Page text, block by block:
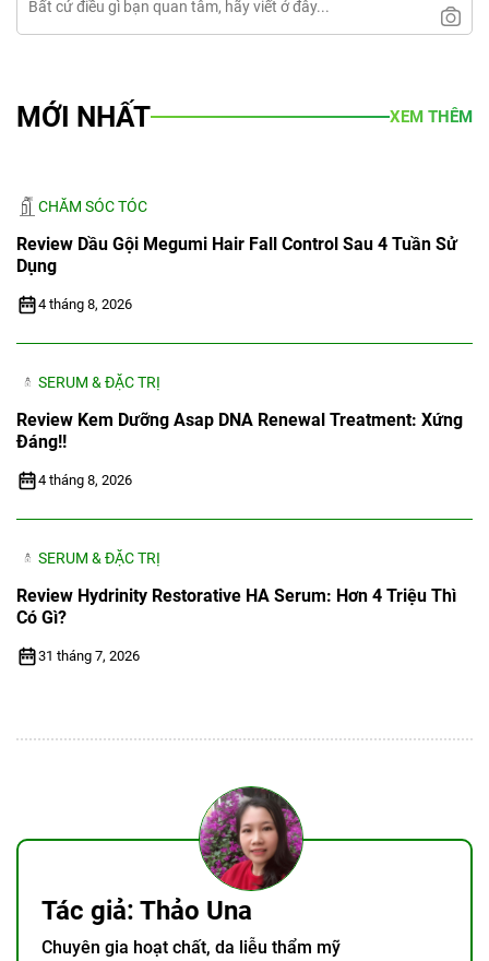
MỚI NHẤT XEM THÊM
CHĂM SÓC TÓC
Review Dầu Gội Megumi Hair Fall Control Sau 4 Tuần Sử
Dụng
4 tháng 8, 2026
SERUM & ĐẶC TRỊ
Review Kem Dưỡng Asap DNA Renewal Treatment: Xứng
Đáng!!
4 tháng 8, 2026
SERUM & ĐẶC TRỊ
Review Hydrinity Restorative HA Serum: Hơn 4 Triệu Thì
Có Gì?
31 tháng 7, 2026
Tác giả: Thảo Una
Chuyên gia hoạt chất, da liễu thẩm mỹ